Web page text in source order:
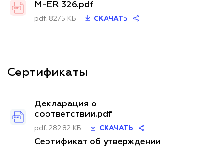
M-ER 326.pdf
pdf, 827.5 КБ СКАЧАТЬ
Сертификаты
Декларация о
соответствии.pdf
pdf, 282.82 КБ СКАЧАТЬ
Сертификат об утверждении